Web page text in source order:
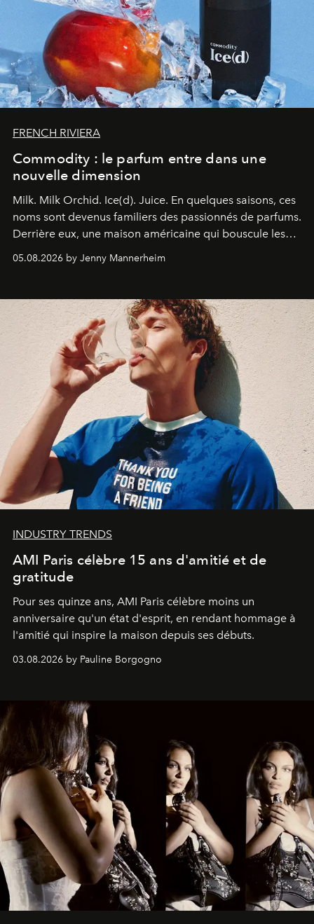
FRENCH RIVIERA
Commodity : le parfum entre dans une
nouvelle dimension
Milk. Milk Orchid. Ice(d). Juice. En quelques saisons, ces
noms sont devenus familiers des passionnés de parfums.
Derrière eux, une maison américaine qui bouscule les
codes de la parfumerie contemporaine en proposant
une approche aussi intuitive que personnelle :
05.08.2026 by Jenny Mannerheim
INDUSTRY TRENDS
AMI Paris célèbre 15 ans d'amitié et de
gratitude
Pour ses quinze ans, AMI Paris célèbre moins un
anniversaire qu'un état d'esprit, en rendant hommage à
l'amitié qui inspire la maison depuis ses débuts.
03.08.2026 by Pauline Borgogno